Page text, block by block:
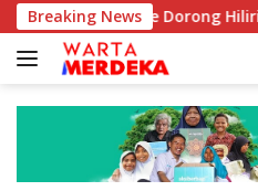
Langsung
ke
konten
Breaking News
Dorong Hilirisasi Potensi